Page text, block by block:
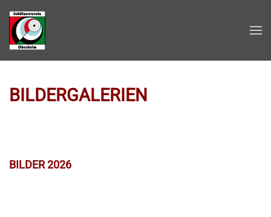
Zum Hauptinhalt springen
BILDERGALERIEN
BILDER 2026